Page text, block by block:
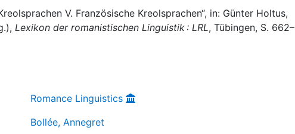
V. Französische Kreolsprachen“, in: Günter Holtus,
Lexikon der romanistischen Linguistik : LRL, Tübingen, S. 662–
Romance Linguistics
Bollée, Annegret